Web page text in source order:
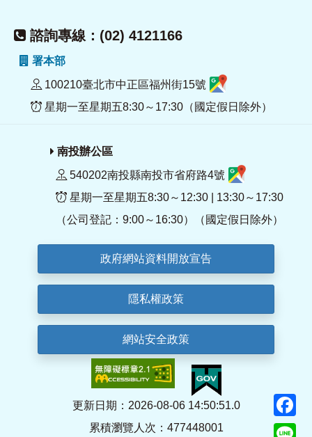
諮詢專線：(02) 4121166
署本部
100210臺北市中正區福州街15號
星期一至星期五8:30～17:30（國定假日除外）
南投辦公區
540202南投縣南投市省府路4號
星期一至星期五8:30～12:30 | 13:30～17:30
（公司登記：9:00～16:30）（國定假日除外）
政府網站資料開放宣告
隱私權政策
網站安全政策
更新日期：2026-08-06 14:50:51.0
累積瀏覽人次：477448001